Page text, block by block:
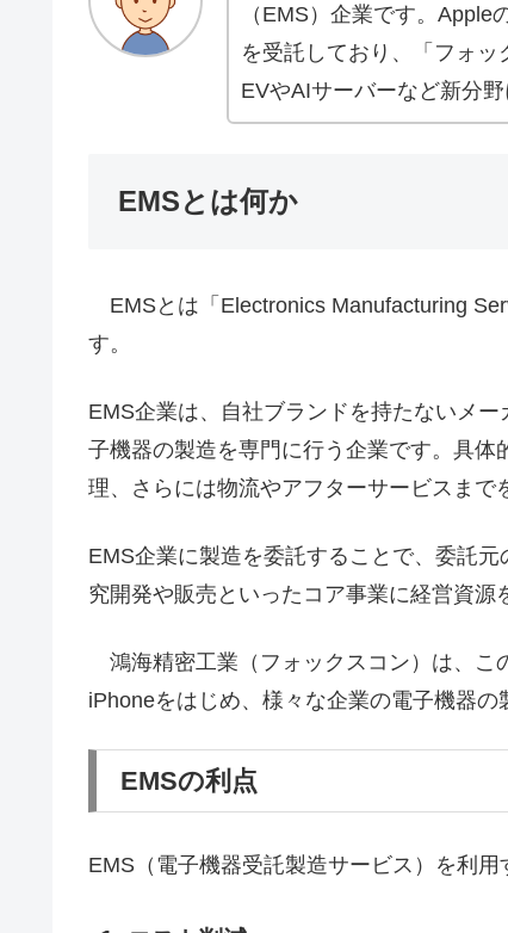
（EMS）企業です。
を受託しており、「フォッ
EVやAIサーバーなど新分野
EMSとは何か
EMSとは「Electronics Manufacturing
す。
EMS企業は、自社ブランドを持たないメ
子機器の製造を専門に行う企業です。具
理、さらには物流やアフターサービスまで
EMS企業に製造を委託することで、委託
究開発や販売といったコア事業に経営資源
鴻海精密工業（フォックスコン）は、こ
iPhoneをはじめ、様々な企業の電子機器の
EMSの利点
EMS（電子機器受託製造サービス）を利用